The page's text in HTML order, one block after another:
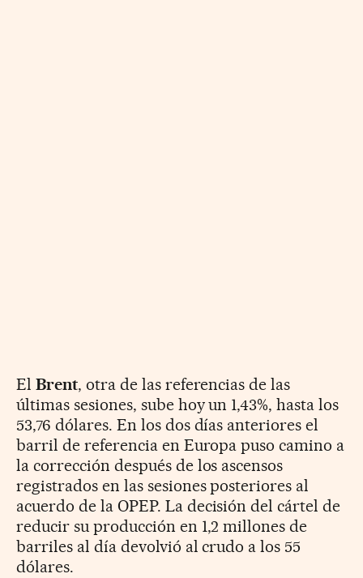
El Brent, otra de las referencias de las
últimas sesiones, sube hoy un 1,43%, hasta los
53,76 dólares. En los dos días anteriores el
barril de referencia en Europa puso camino a
la corrección después de los ascensos
registrados en las sesiones posteriores al
acuerdo de la OPEP. La decisión del cártel de
reducir su producción en 1,2 millones de
barriles al día devolvió al crudo a los 55
dólares.